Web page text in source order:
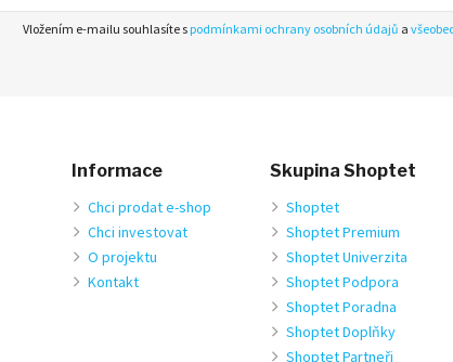
Vložením e-mailu souhlasíte s podmínkami ochrany osobních údajů a
Informace
Chci prodat e-shop
Chci investovat
O projektu
Kontakt
Skupina Shoptet
Shoptet
Shoptet Premium
Shoptet Univerzita
Shoptet Podpora
Shoptet Poradna
Shoptet Doplňky
Shoptet Partneři